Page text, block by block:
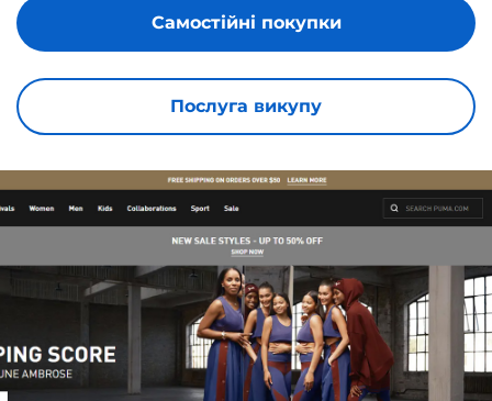
Послуга викупу
Самостійні покупки